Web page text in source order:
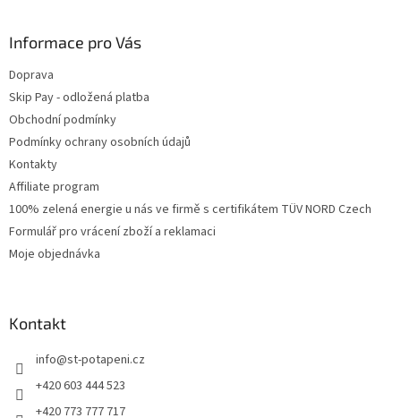
Informace pro Vás
Doprava
Skip Pay - odložená platba
Obchodní podmínky
Podmínky ochrany osobních údajů
Kontakty
Affiliate program
100% zelená energie u nás ve firmě s certifikátem TÜV NORD Czech
Formulář pro vrácení zboží a reklamaci
Moje objednávka
Kontakt
info@st-potapeni.cz
+420 603 444 523
+420 773 777 717